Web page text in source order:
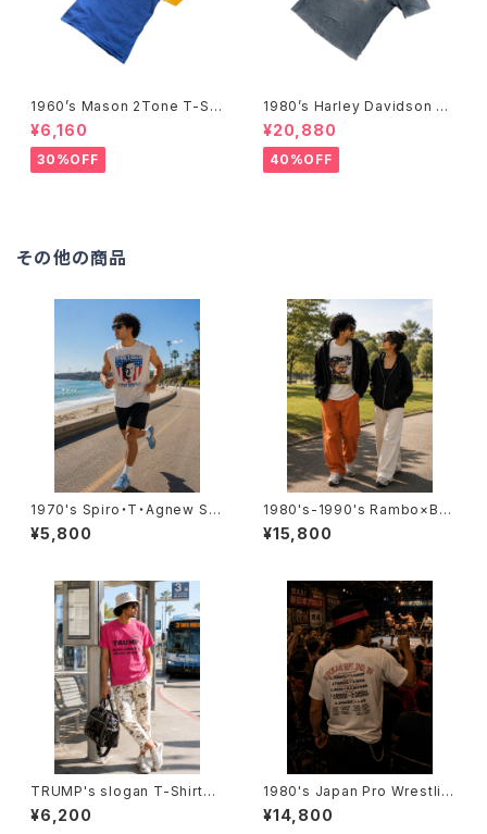
1960’s Mason 2Tone T-Shi
rts -1960年代 メイソン 2トー
ンTシャツ-
¥6,160
30%OFF
1980’s Harley Davidson T-
Shirts -1980年代 ハーレー・
ダビッドソン Tシャツ-
¥20,880
40%OFF
その他の商品
1970's Spiro・T・Agnew Sle
eveless T-Shirts -1970年
代 スピロ・アグニュー ノースリ
¥5,800
1980's-1990's Rambo×Bus
h T-SHIRTS -1980年代～19
90年代 ランボー×ブッシュ大統
¥15,800
TRUMP's slogan T-Shirts -
ドナルド・トランプ スローガンモ
チーフTシャツ-
¥6,200
1980's Japan Pro Wrestlin
g Novelty T-Shirts -1980年
代 日本プロレスTシャツ-
¥14,800